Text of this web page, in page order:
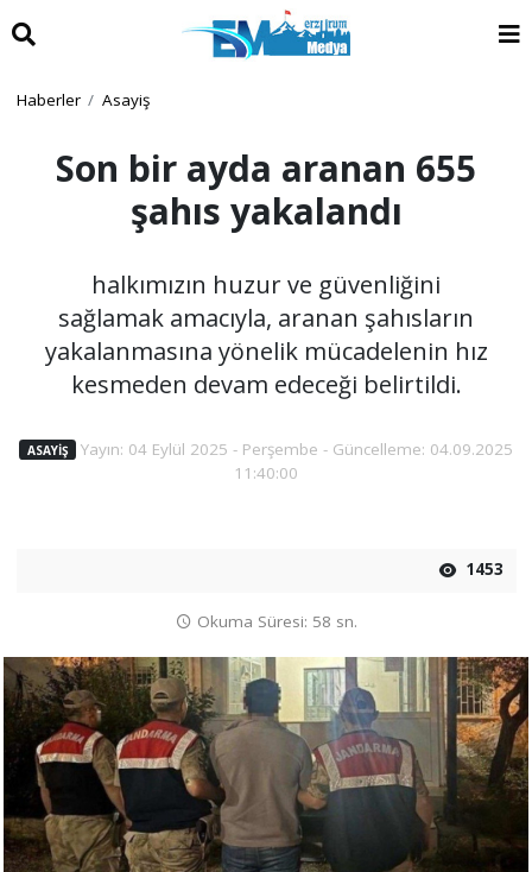
Haberler Asayiş
Son bir ayda aranan 655
şahıs yakalandı
halkımızın huzur ve güvenliğini
sağlamak amacıyla, aranan şahısların
yakalanmasına yönelik mücadelenin hız
kesmeden devam edeceği belirtildi.
ASAYIŞ
Yayın: 04 Eylül 2025 - Perşembe - Güncelleme: 04.09.2025
11:40:00
1453
Okuma Süresi: 58 sn.